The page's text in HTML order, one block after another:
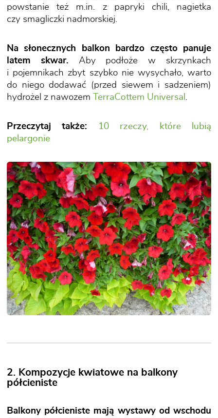
powstanie też m.in. z papryki chili, nagietka
czy smagliczki nadmorskiej.
Na słonecznych balkon bardzo często panuje
latem skwar. Aby podłoże w skrzynkach
i pojemnikach zbyt szybko nie wysychało, warto
do niego dodawać (przed siewem i sadzeniem)
hydrożel z nawozem
TerraCottem Universal .
Przeczytaj także:
10 rzeczy, które lubią
pelargonie
2. Kompozycje kwiatowe na balkony
półcieniste
Balkony półcieniste mają wystawy od wschodu